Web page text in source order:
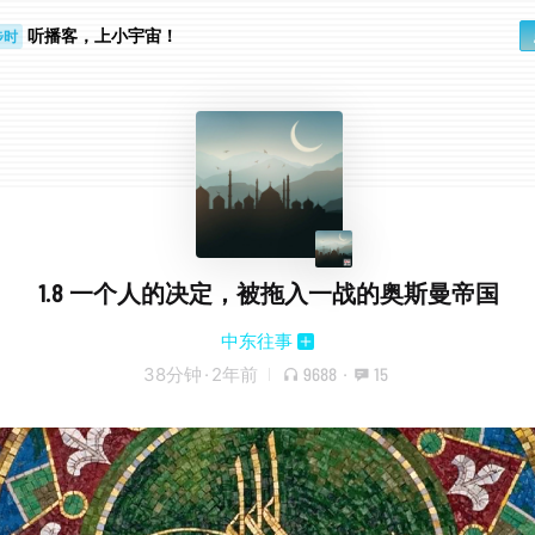
上 听播客，上小宇宙！
1.8 一个人的决定，被拖入一战的奥斯曼帝国
中东往事
38分钟 · 2年前 9688 · 15